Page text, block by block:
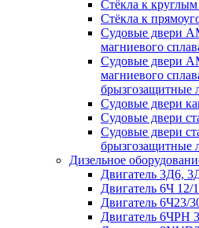
Стёкла к
Стёкла к
Судовые двери
магниевого
Судовые двери
магниевого
брызгозащитные
Судовые двери
Судовые двери
Судовые двери
брызгозащитные
Дизельное
Двигатель 3Д6,
Двигатель 6Ч 12/
Двигатель 6Ч23/
Двигатель 6ЧРН